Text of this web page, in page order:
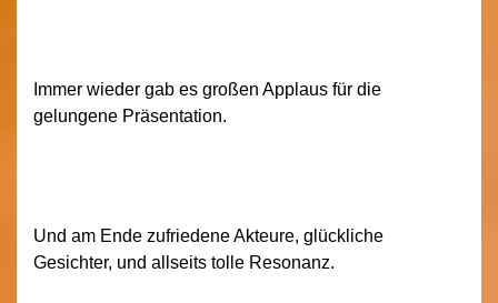
Immer wieder gab es großen Applaus für die
gelungene Präsentation.
Und am Ende zufriedene Akteure, glückliche
Gesichter, und allseits tolle Resonanz.